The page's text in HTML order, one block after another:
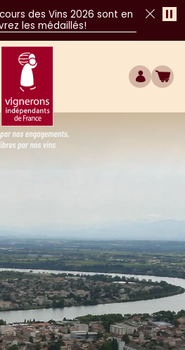
des Vins 2026 sont en
les médaillés!
menu
by our commitments, free